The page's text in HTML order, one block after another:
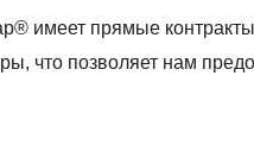
имеет прямые
что позволяет нам